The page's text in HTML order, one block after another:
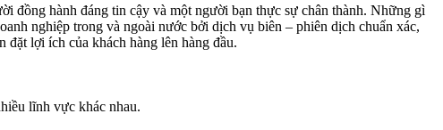
đồng hành đáng tin cậy và một người bạn thực sự chân thành. Những gì
nghiệp trong và ngoài nước bởi dịch vụ biên – phiên dịch chuẩn xác,
lợi ích của khách hàng lên hàng đầu.
lĩnh vực khác nhau.